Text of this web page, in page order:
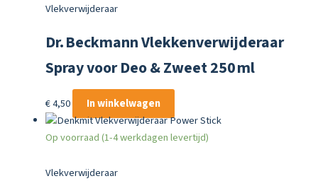
Vlekverwijderaar
Dr. Beckmann Vlekkenverwijderaar
Spray voor Deo & Zweet 250 ml
€4,50 In winkelwagen
Op voorraad (1-4 werkdagen levertijd)
Vlekverwijderaar